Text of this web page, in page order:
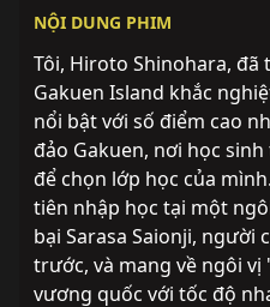
NỘI DUNG PHIM
Tôi, Hiroto Shinohara,
Gakuen Island khắc
nổi bật với số điểm cao
đảo Gakuen, nơi học
để chọn lớp học của
tiên nhập học tại một
bại Sarasa Saionji, người
trước, và mang về ngôi vị
vương quốc với tốc độ